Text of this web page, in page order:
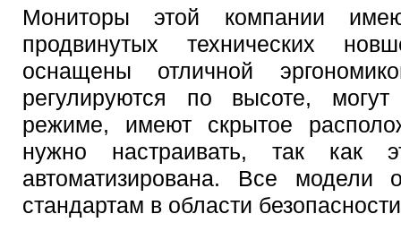
Мониторы этой компании
продвинутых технических
оснащены отличной
регулируются по высоте,
режиме, имеют скрытое
нужно настраивать, так как
автоматизирована. Все модели
стандартам в области